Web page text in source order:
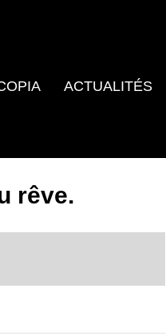
ACTUALITÉS
rêve.